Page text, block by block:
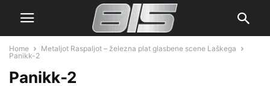
Home
Metaljot Raspaljot – železna plat glasbene scene Laškega
Panikk-2
Panikk-2